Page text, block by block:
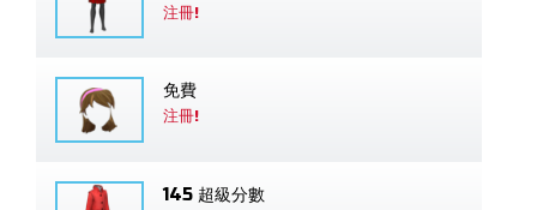
注冊!
免費
注冊!
145 超級分數